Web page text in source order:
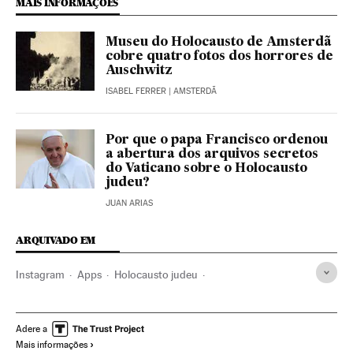
MAIS INFORMAÇÕES
Museu do Holocausto de Amsterdã
cobre quatro fotos dos horrores de
Auschwitz
ISABEL FERRER | AMSTERDÃ
Por que o papa Francisco ordenou
a abertura dos arquivos secretos
do Vaticano sobre o Holocausto
judeu?
JUAN ARIAS
ARQUIVADO EM
Instagram Apps Holocausto judeu
Segunda Guerra Mundial
Adere a
Mais informações